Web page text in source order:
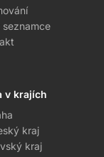
v krajích
kraj
kraj